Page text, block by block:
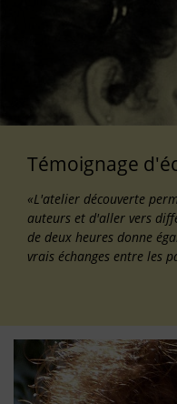
Témoignage
«L'atelier découverte
auteurs et d'aller vers
de deux heures donne
vrais échanges entre les